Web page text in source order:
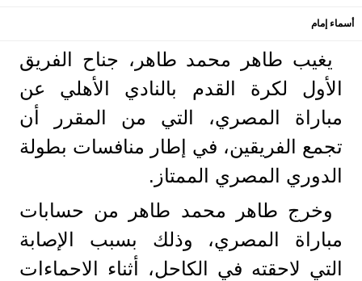
أسماء إمام
يغيب طاهر محمد طاهر، جناح الفريق
الأول لكرة القدم بالنادي الأهلي عن
مباراة المصري، التي من المقرر أن
تجمع الفريقين، في إطار منافسات بطولة
الدوري المصري الممتاز.
وخرج طاهر محمد طاهر من حسابات
مباراة المصري، وذلك بسبب الإصابة
التي لاحقته في الكاحل، أثناء الاحماءات